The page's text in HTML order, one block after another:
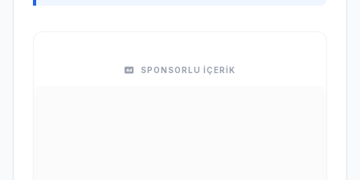
SPONSORLU İÇERİK